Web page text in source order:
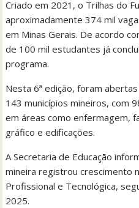
Criado em 2021, o Trilhas do
aproximadamente 374 mil
em Minas Gerais. De acordo
de 100 mil estudantes já
programa.
Nesta 6ª edição, foram
143 municípios mineiros, com
em áreas como enfermagem,
gráfico e edificações.
A Secretaria de Educação
mineira registrou crescimento
Profissional e Tecnológica,
2025.